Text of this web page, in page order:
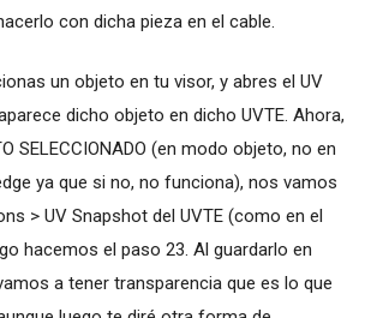
con dicha pieza en el cable.
un objeto en tu visor, y abres el UV
dicho objeto en dicho UVTE. Ahora,
SELECCIONADO (en modo objeto, no en
ya que si no, no funciona), nos vamos
> UV Snapshot del UVTE (como en el
hacemos el paso 23. Al guardarlo en
a tener transparencia que es lo que